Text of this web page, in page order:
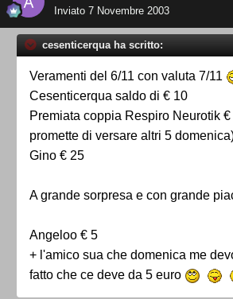
Inviato 7 Novembre 2003
cesenticerqua ha scritto:
Veramenti del 6/11 con valuta 7/11
Cesenticerqua saldo di € 10
Premiata coppia Respiro Neurotik
promette di versare altri 5
Gino € 25
A grande sorpresa e con grande
Angeloo € 5
+ l'amico sua che domenica me
fatto che ce deve da 5 euro